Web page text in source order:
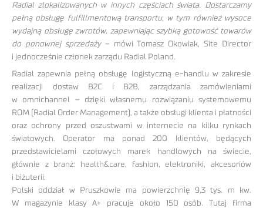
Radial zlokalizowanych w innych częściach świata. Dostarczamy
pełną obsługę fulfillmentową transportu, w tym również wysoce
wydajną obsługę zwrotów, zapewniając szybką gotowość towarów
do ponownej sprzedaży– mówi Tomasz Okowiak, Site Director
i jednocześnie członek zarządu Radial Poland.
Radial zapewnia pełną obsługę logistyczną e-handlu w zakresie
realizacji dostaw B2C i B2B, zarządzania zamówieniami
w omnichannel – dzięki własnemu rozwiązaniu systemowemu
ROM (Radial Order Management), a także obsługi klienta i płatności
oraz ochrony przed oszustwami w internecie na kilku rynkach
światowych. Operator ma ponad 200 klientów, będących
przedstawicielami czołowych marek handlowych na świecie,
głównie z branż: health&care, fashion, elektroniki, akcesoriów
i biżuterii.
Polski oddział w Pruszkowie ma powierzchnię 9,3 tys. m kw.
W magazynie klasy A+ pracuje około 150 osób. Tutaj firma